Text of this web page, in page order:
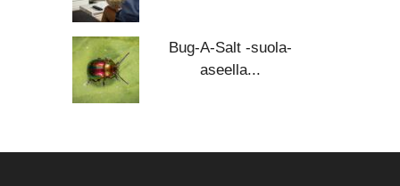
Bug-A-Salt -suola-
aseella...